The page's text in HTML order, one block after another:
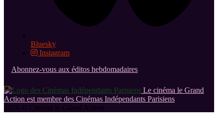
Bluesky
Instagram
Abonnez-vous aux éditos hebdomadaires
Le cinéma le Grand
Action est membre des Cinémas Indépendants Parisiens
2026 © Cinéma le Grand Action